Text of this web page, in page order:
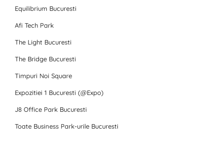
Equilibrium Bucuresti
Afi Tech Park
The Light Bucuresti
The Bridge Bucuresti
Timpuri Noi Square
Expozitiei 1 Bucuresti (@Expo)
J8 Office Park Bucuresti
Toate Business Park-urile Bucuresti